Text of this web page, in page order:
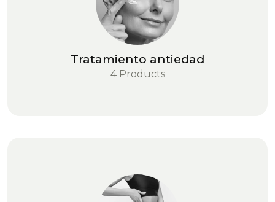
Tratamiento antiedad
4 Products